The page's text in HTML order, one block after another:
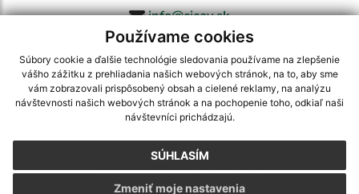
Používame cookies
Súbory cookie a ďalšie technológie sledovania používame na zlepšenie
vášho zážitku z prehliadania našich webových stránok, na to, aby sme
vám zobrazovali prispôsobený obsah a cielené reklamy, na analýzu
návštevnosti našich webových stránok a na pochopenie toho, odkiaľ naši
návštevníci prichádzajú.
SÚHLASÍM
Zmeniť moje nastavenia
info@cicov.sk
využite možnosť získavania aktuálnych informácií s využitím RSS
CMS systém (redakčný) systém ECHELON 2,Mapa stránok,web portál
webex.digital, s.r.o.,domény,registrácia domény
Posledná aktualizácia:03.08.2026